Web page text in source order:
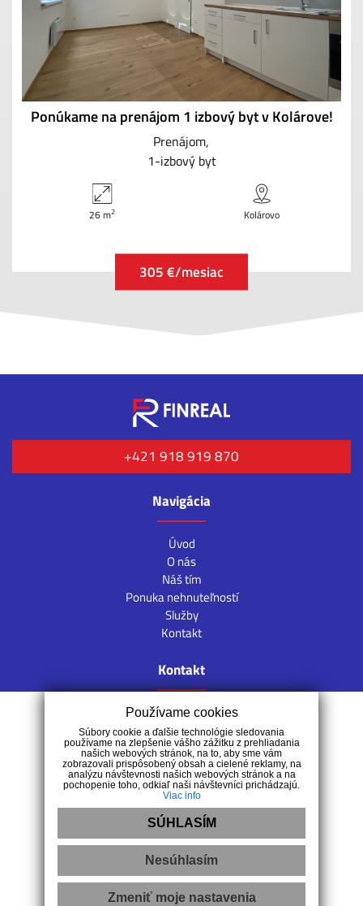
Ponúkame na prenájom 1 izbový byt v Kolárove!
Prenájom
1-izbový byt
26 m2 Kolárovo
305 €/mesiac
+421 918 919 870
Navigácia
Úvod
O nás
Náš tím
Ponuka nehnuteľností
Služby
Kontakt
Kontakt
Rábska 829/3, 94603 Kolárovo
+421 918 919 870
info@fin-real.sk
Ochrana osobných údajov|Pravidlá cookies
Používame cookies
Súbory cookie a ďalšie technológie sledovania
používame na zlepšenie vášho zážitku z prehliadania
našich webových stránok, na to, aby sme vám
zobrazovali prispôsobený obsah a cielené reklamy, na
analýzu návštevnosti našich webových stránok a na
pochopenie toho, odkiaľ naši návštevníci prichádzajú.
Viac info
SÚHLASÍM
Nesúhlasím
Zmeniť moje nastavenia